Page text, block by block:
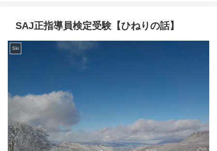
SAJ正指導員検定受験【ひねりの話】
Ski